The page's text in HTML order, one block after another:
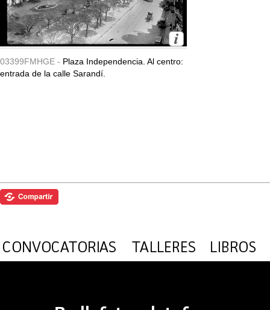
03399FMHGE - Plaza Independencia. Al centro:
entrada de la calle Sarandí.